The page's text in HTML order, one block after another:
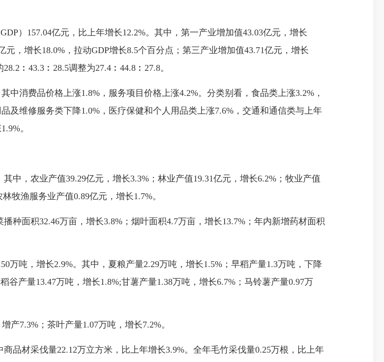
）157.04亿元，比上年增长12.2%。其中，第一产业增加值43.03亿元，增长
，增长18.0%，拉动GDP增长8.5个百分点；第三产业增加值43.71亿元，增长
调整为27.4︰44.8︰27.8。
中消费品价格上涨1.8%，服务项目价格上涨4.2%。分类别看，食品类上涨3.2%，
及维修服务类下降1.0%，医疗保健和个人用品类上涨7.6%，交通和通信类与上年
。
中，农业产值39.29亿元，增长3.3%；林业产值19.31亿元，增长6.2%；牧业产值
牧渔服务业产值0.89亿元，增长1.7%。
种面积32.46万亩，增长3.8%；烟叶面积4.7万亩，增长13.7%；年内新增药材面积
万吨，增长2.9%。其中，夏粮产量2.29万吨，增长1.5%；早稻产量1.3万吨，下降
谷产量13.47万吨，增长1.8%;甘薯产量1.38万吨，增长6.7%；马铃薯产量0.97万
产7.3%；茶叶产量1.07万吨，增长7.2%。
品材采伐量22.12万立方米，比上年增长3.9%。全年毛竹采伐量0.25万根，比上年